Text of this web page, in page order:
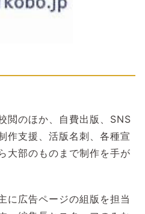
閲のほか、自費出版、SNS
作支援、活版名刺、各種宣
大部のものまで制作を手が
に広告ページの組版を担当